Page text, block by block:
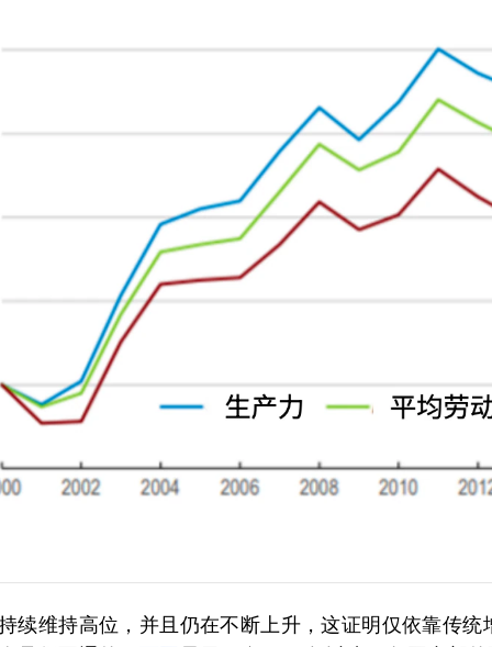
续维持高位，并且仍在不断上升，这证明仅依靠传统